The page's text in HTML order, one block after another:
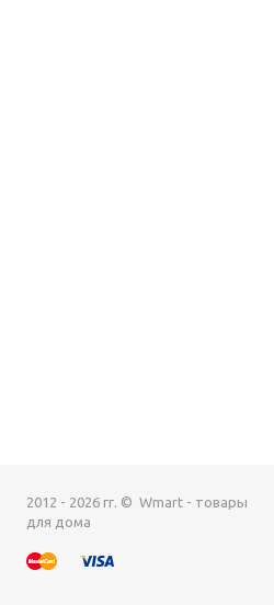
2012 - 2026 гг. © Wmart - товары
для дома